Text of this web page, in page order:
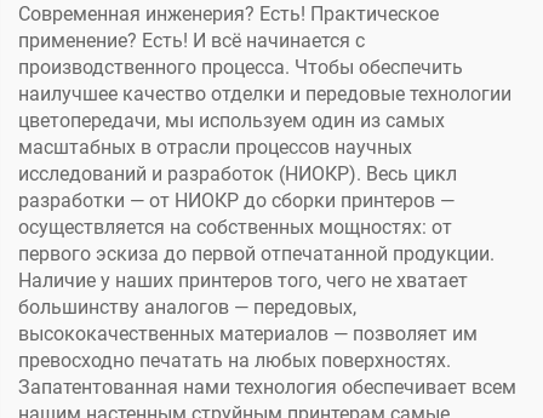
Современная инженерия? Есть! Практическое
применение? Есть! И всё начинается с
производственного процесса. Чтобы обеспечить
наилучшее качество отделки и передовые технологии
цветопередачи, мы используем один из самых
масштабных в отрасли процессов научных
исследований и разработок (НИОКР). Весь цикл
разработки — от НИОКР до сборки принтеров —
осуществляется на собственных мощностях: от
первого эскиза до первой отпечатанной продукции.
Наличие у наших принтеров того, чего не хватает
большинству аналогов — передовых,
высококачественных материалов — позволяет им
превосходно печатать на любых поверхностях.
Запатентованная нами технология обеспечивает всем
нашим настенным струйным принтерам самые